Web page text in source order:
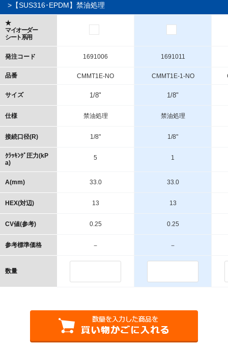
>【SUS316･EPDM】禁油処理
★
マイオーダー
シート系用
発注コード
品番
サイズ
仕様
接続口径(R)
ｸﾗｯｷﾝｸﾞ圧力(kP
a)
A(mm)
HEX(対辺)
CV値(参考)
参考標準価格
数量
1691006
CMMT1E-NO
1/8"
禁油処理
1/8"
5
33.0
13
0.25
－
1691011
CMMT1E-1-NO
1/8"
禁油処理
1/8"
1
33.0
13
0.25
－